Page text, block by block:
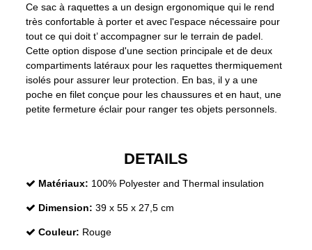
Ce sac à raquettes a un design ergonomique qui le rend
très confortable à porter et avec l'espace nécessaire pour
tout ce qui doit t’ accompagner sur le terrain de padel.
Cette option dispose d'une section principale et de deux
compartiments latéraux pour les raquettes thermiquement
isolés pour assurer leur protection. En bas, il y a une
poche en filet conçue pour les chaussures et en haut, une
petite fermeture éclair pour ranger tes objets personnels.
DETAILS
Matériaux: 100% Polyester and Thermal insulation
Dimension: 39 x 55 x 27,5 cm
Couleur: Rouge